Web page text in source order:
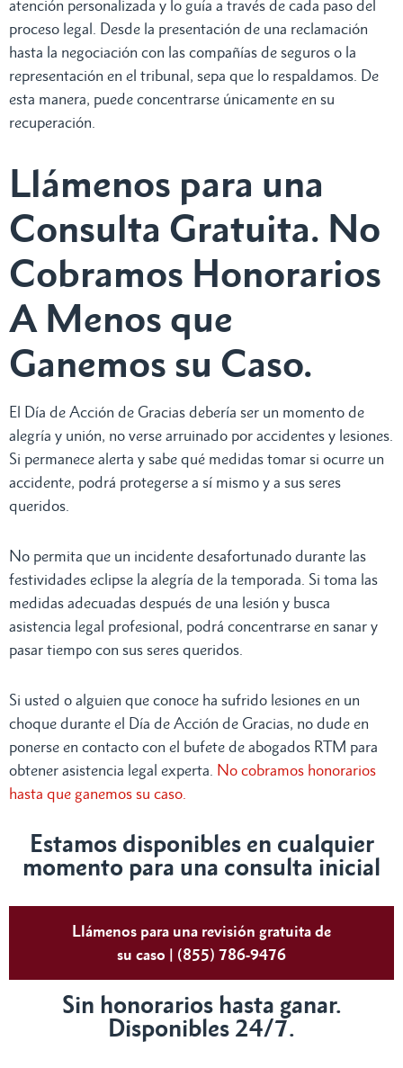
atención personalizada y lo guía a través de cada paso del
proceso legal. Desde la presentación de una reclamación
hasta la negociación con las compañías de seguros o la
representación en el tribunal, sepa que lo respaldamos. De
esta manera, puede concentrarse únicamente en su
recuperación.
Llámenos para una
Consulta Gratuita. No
Cobramos Honorarios
A Menos que
Ganemos su Caso.
El Día de Acción de Gracias debería ser un momento de
alegría y unión, no verse arruinado por accidentes y lesiones.
Si permanece alerta y sabe qué medidas tomar si ocurre un
accidente, podrá protegerse a sí mismo y a sus seres
queridos.
No permita que un incidente desafortunado durante las
festividades eclipse la alegría de la temporada. Si toma las
medidas adecuadas después de una lesión y busca
asistencia legal profesional, podrá concentrarse en sanar y
pasar tiempo con sus seres queridos.
Si usted o alguien que conoce ha sufrido lesiones en un
choque durante el Día de Acción de Gracias, no dude en
ponerse en contacto con el bufete de abogados RTM para
obtener asistencia legal experta. No cobramos honorarios
hasta que ganemos su caso.
Estamos disponibles en cualquier
momento para una consulta inicial
Llámenos para una revisión gratuita de
su caso | (855) 786-9476
Sin honorarios hasta ganar.
Disponibles 24/7.